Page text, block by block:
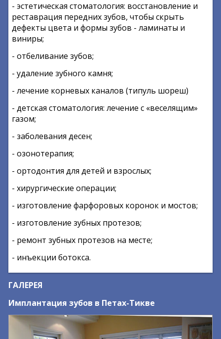
- эстетическая стоматология: восстановление и
реставрация передних зубов, чтобы скрыть
дефекты цвета и формы зубов - ламинаты и
виниры;
- отбеливание зубов;
- удаление зубного камня;
- лечение корневых каналов (типуль шореш)
- детская стоматология: лечение с «веселящим»
газом;
- заболевания десен;
- озонотерапия;
- ортодонтия для детей и взрослых;
- хирургические операции;
- изготовление фарфоровых коронок и мостов;
- изготовление зубных протезов;
- ремонт зубных протезов на месте;
- инъекции ботокса.
ГАЛЕРЕЯ
Имплантация зубов в Петах-Тикве